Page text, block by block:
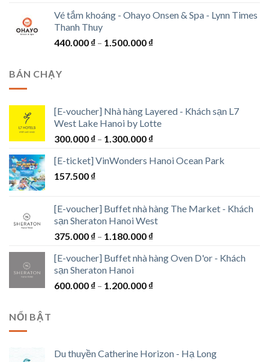
từ
Vé tắm khoáng - Ohayo Onsen & Spa - Lynn Times
Thanh Thuy
440.000 ₫ – 1.500.000 ₫Khoảng
BÁN CHẠY
[E-voucher] Nhà hàng Layered - Khách sạn L7
West Lake Hanoi by Lotte
300.000 ₫ – 1.300.000 ₫Khoảng
từ
[E-ticket] VinWonders Hanoi Ocean Park
157.500 ₫
[E-voucher] Buffet nhà hàng The Market - Khách
sạn Sheraton Hanoi West
375.000 ₫ – 1.180.000 ₫Khoảng
từ
đến
[E-voucher] Buffet nhà hàng Oven D'or - Khách
sạn Sheraton Hanoi
600.000 ₫ – 1.200.000 ₫Khoảng
NỔI BẬT
Du thuyền Catherine Horizon - Hạ Long